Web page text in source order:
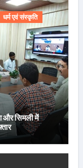
धर्म एवं संस्कृति
और सिमली में